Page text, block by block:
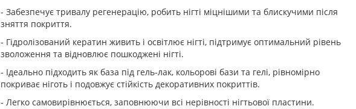
- Забезпечує тривалу регенерацію, робить нігті міцнішими та блискучими після
зняття покриття.
- Гідролізований кератин живить і освітлює нігті, підтримує оптимальний рівень
зволоження та відновлює пошкоджені нігті.
- Ідеально підходить як база під гель-лак, кольорові бази та гелі, рівномірно
покриває ніготь і подовжує стійкість декоративних покриттів.
- Легко самовирівнюється, заповнюючи всі нерівності нігтьової пластини.